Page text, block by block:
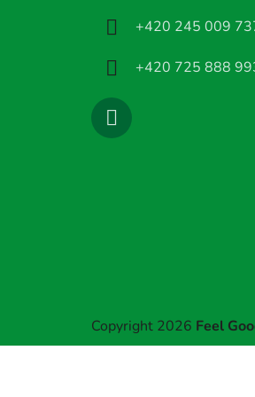
+420 245 009
+420 725 888
Copyright 2026 Feel